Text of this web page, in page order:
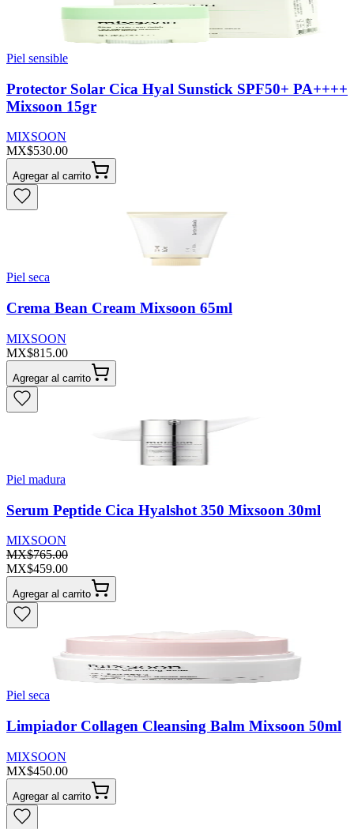
Piel sensible
Protector Solar Cica Hyal Sunstick SPF50+ PA++++
Mixsoon 15gr
MIXSOON
MX$530.00
Agregar al carrito
Piel seca
Crema Bean Cream Mixsoon 65ml
MIXSOON
MX$815.00
Agregar al carrito
Piel madura
Serum Peptide Cica Hyalshot 350 Mixsoon 30ml
MIXSOON
MX$765.00
MX$459.00
Agregar al carrito
Piel seca
Limpiador Collagen Cleansing Balm Mixsoon 50ml
MIXSOON
MX$450.00
Agregar al carrito